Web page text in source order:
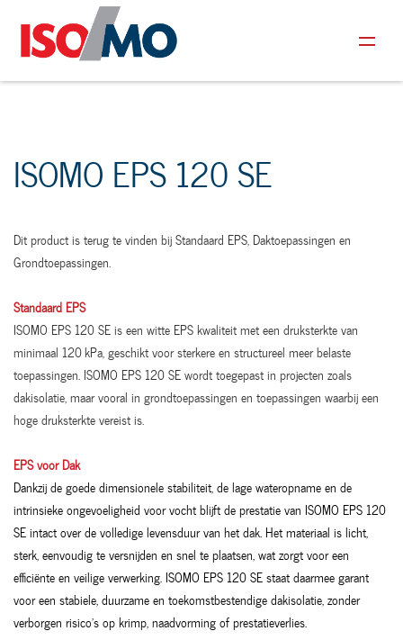
ISOMO EPS 120 SE
Dit product is terug te vinden bij Standaard EPS, Daktoepassingen en
Grondtoepassingen.
Standaard EPS
ISOMO EPS 120 SE is een witte EPS kwaliteit met een druksterkte van
minimaal 120 kPa, geschikt voor sterkere en structureel meer belaste
toepassingen. ISOMO EPS 120 SE wordt toegepast in projecten zoals
dakisolatie, maar vooral in grondtoepassingen en toepassingen waarbij een
hoge druksterkte vereist is.
EPS voor Dak
Dankzij de goede dimensionele stabiliteit, de lage wateropname en de
intrinsieke ongevoeligheid voor vocht blijft de prestatie van ISOMO EPS 120
SE intact over de volledige levensduur van het dak. Het materiaal is licht,
sterk, eenvoudig te versnijden en snel te plaatsen, wat zorgt voor een
efficiënte en veilige verwerking. ISOMO EPS 120 SE staat daarmee garant
voor een stabiele, duurzame en toekomstbestendige dakisolatie, zonder
verborgen risico’s op krimp, naadvorming of prestatieverlies.